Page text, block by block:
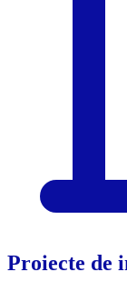
Proiecte de